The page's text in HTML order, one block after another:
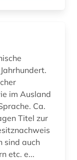
im Ausland
Ca.
Titel zur
sind auch
etc. e...